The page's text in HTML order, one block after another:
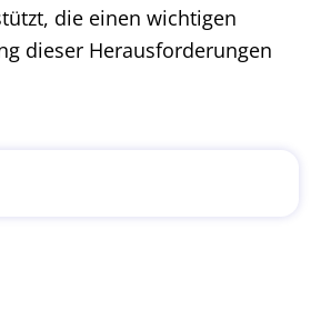
die einen wichtigen
dieser Herausforderungen